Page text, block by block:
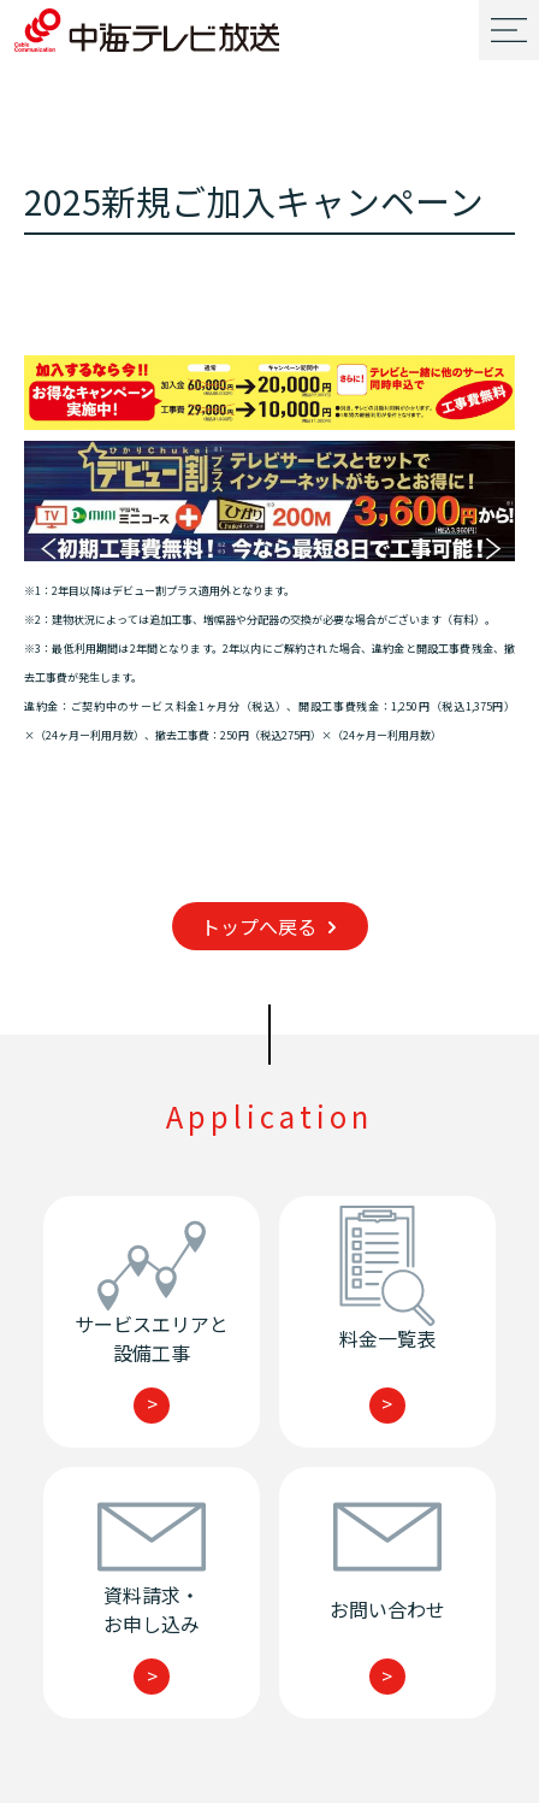
2025新規ご加入キャンペーン
※1：2年目以降はデビュー割プラス適用外となります。
※2：建物状況によっては追加工事、増幅器や分配器の交換が必要な場合がございます（有料）。
※3：最低利用期間は2年間となります。2年以内にご解約された場合、違約金と開設工事費残金、撤
去工事費が発生します。
違約金：ご契約中のサービス料金1ヶ月分（税込）、開設工事費残金：1,250円（税込1,375円）
×（24ヶ月ー利用月数）、撤去工事費：250円（税込275円）×（24ヶ月ー利用月数）
トップへ戻る
Application
サービスエリアと
設備工事
>
料金一覧表
>
資料請求・
お申し込み
>
お問い合わせ
>